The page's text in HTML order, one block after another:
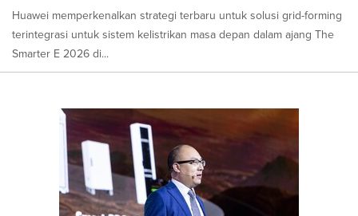
Huawei memperkenalkan strategi terbaru untuk solusi grid-forming
terintegrasi untuk sistem kelistrikan masa depan dalam ajang The
Smarter E 2026 di...